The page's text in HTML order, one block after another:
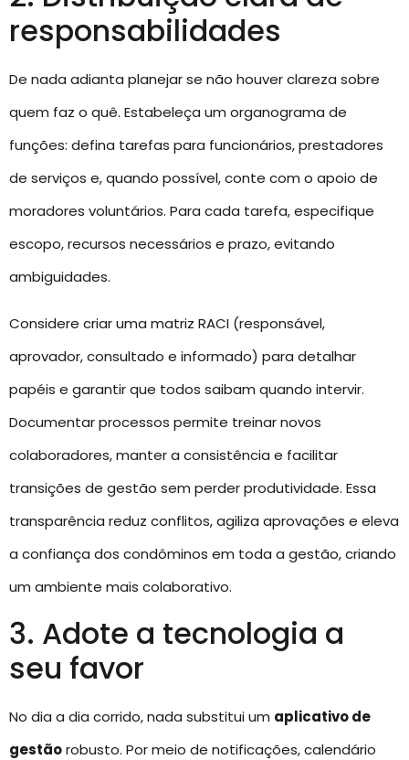
responsabilidades
De nada adianta planejar se não houver clareza sobre
quem faz o quê. Estabeleça um organograma de
funções: defina tarefas para funcionários, prestadores
de serviços e, quando possível, conte com o apoio de
moradores voluntários. Para cada tarefa, especifique
escopo, recursos necessários e prazo, evitando
ambiguidades.
Considere criar uma matriz RACI (responsável,
aprovador, consultado e informado) para detalhar
papéis e garantir que todos saibam quando intervir.
Documentar processos permite treinar novos
colaboradores, manter a consistência e facilitar
transições de gestão sem perder produtividade. Essa
transparência reduz conflitos, agiliza aprovações e eleva
a confiança dos condôminos em toda a gestão, criando
um ambiente mais colaborativo.
3. Adote a tecnologia a
seu favor
No dia a dia corrido, nada substitui um aplicativo de
gestãorobusto. Por meio de notificações, calendário